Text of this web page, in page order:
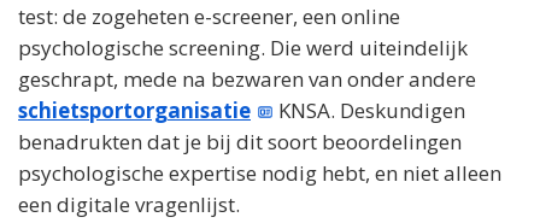
test: de zogeheten e-screener, een online
psychologische screening. Die werd uiteindelijk
geschrapt, mede na bezwaren van onder andere
schietsportorganisatie
KNSA. Deskundigen
benadrukten dat je bij dit soort beoordelingen
psychologische expertise nodig hebt, en niet alleen
een digitale vragenlijst.